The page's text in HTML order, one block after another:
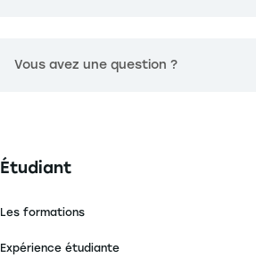
Vous avez une question ?
Navigation principale footer
Étudiant
Les formations
Expérience étudiante